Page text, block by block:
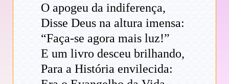
O apogeu da indiferença,
Disse Deus na altura imensa:
“Faça-se agora mais luz!”
E um livro desceu brilhando,
Para a História envilecida: